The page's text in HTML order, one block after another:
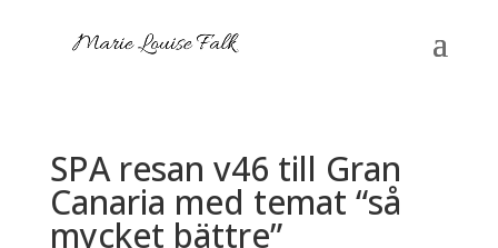
SPA resan v46 till Gran
Canaria med temat “så
mycket bättre”